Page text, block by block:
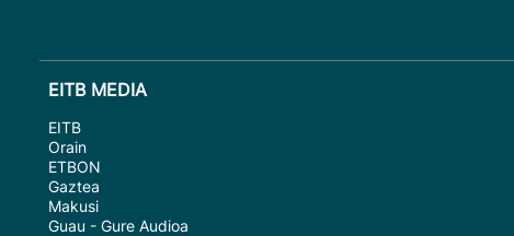
EITB MEDIA
EITB
Orain
ETBON
Gaztea
Makusi
Guau - Gure Audioa